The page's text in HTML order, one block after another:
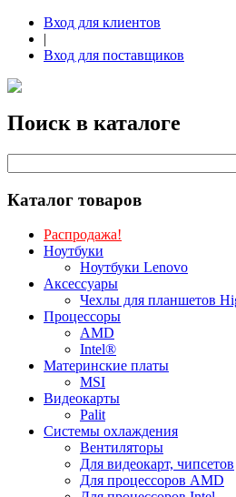
Вход для клиентов
|
Вход для поставщиков
Поиск в каталоге
Каталог товаров
Распродажа!
Ноутбуки
Ноутбуки Lenovo
Аксессуары
Чехлы для планшетов
Процессоры
AMD
Intel®
Материнские платы
MSI
Видеокарты
Palit
Системы охлаждения
Вентиляторы
Для видеокарт, чипсетов
Для процессоров AMD